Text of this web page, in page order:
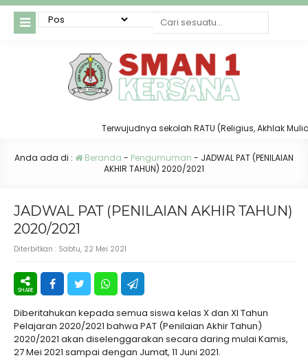
Terwujudnya sekolah RATU (Religius, Akhlak
Anda ada di : Beranda - Pengumuman - JADWAL PAT (PENILAIAN
AKHIR TAHUN) 2020/2021
JADWAL PAT (PENILAIAN AKHIR TAHUN)
2020/2021
Diterbitkan : Sabtu, 22 Mei 2021
Diberitahukan kepada semua siswa kelas X dan XI Tahun
Pelajaran 2020/2021 bahwa PAT (Penilaian Akhir Tahun)
2020/2021 akan diselenggarakan secara daring mulai Kamis,
27 Mei 2021 sampai dengan Jumat, 11 Juni 2021.